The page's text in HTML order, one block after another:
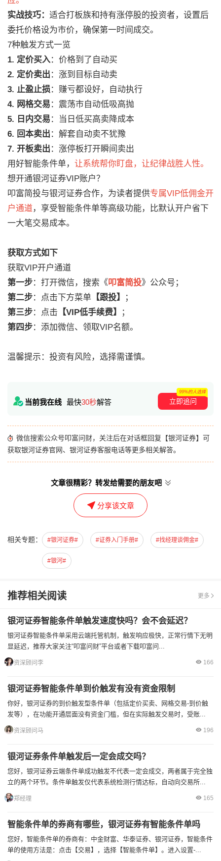
实战技巧： 适合打板族和持有涨停股的投资者，设置后
委托价格设为市价，确保第一时间成交。
7种触发方式一览
1. 定价买入：价格到了自动买
2. 定价卖出 ：涨到目标自动卖
3. 止盈止损：赚亏都设好，自动执行
4. 网格交易 ：震荡市自动低吸高抛
5. 日内交易 ：当日低买高卖降成本
6. 回本卖出 ：解套自动卖不犹豫
7. 开板卖出 ：涨停板打开瞬间卖出
用好智能条件单， 让系统帮你盯盘，让纪律战胜人性。
想开通银河证券VIP账户？
叩富简投与银河证券合作，为读者提供专属VIP低佣金开
户通道 ，享受智能条件单等高级功能，比默认开户省下
一大笔交易成本。
获取方式如下
获取VIP开户通道
第一步：打开微信，搜索《叩富简投》公众号；
第二步：点击下方菜单 【跟投】
；
第三步：点击 【VIP低手续费】
；
第四步：添加微信、领取VIP名额。
温馨提示：投资有风险，选择需谨慎。
当前我在线 最快30秒解答 立即追问
99%的人选择
微信搜索公众号叩富问财，关注后在对话框回复【银河证券】可
获取银河证券官网、银河证券客服电话等更多相关解答。
文章很精彩？转发给需要的朋友吧
分享该文章
相关专题： #银河证券# #证券入门手册# #找经理谈佣金#
#银河#
推荐相关阅读 更多
银河证券智能条件单触发速度快吗？会不会延迟？
银河证券智能条件单采用‌云端托管机制‌，触发响应‌极快，正常行情下‌无明
显延迟‌，推荐大家关注“叩富问财”平台或者下载叩富问...
资深顾问李 166
银河证券智能条件单到价触发有没有资金限制
你好，银河证券的到价触发型条件单（包括定价买卖、网格交易-到价触
发等），在功能开通层面没有资金门槛，但在实际触发交易时，受账...
资深顾问马 196
银河证券条件单触发后一定会成交吗？
您好，银河证券云端条件单成功触发不代表一定会成交，两者属于完全独
立的两个环节。条件单触发仅代表系统检测行情达标，自动向交易所...
郑经理 165
智能条件单的券商有哪些，银河证券有智能条件单吗
您好，智能条件单的券商有：中金财富、华泰证券、银河证券，智能条件
单的使用方法是：点击【交易】，选择【智能条件单】。进入设置-...